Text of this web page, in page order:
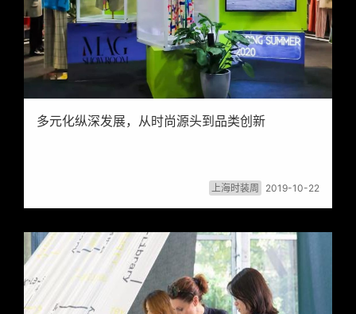
多元化纵深发展，从时尚源头到品类创新
上海时装周 2019-10-22